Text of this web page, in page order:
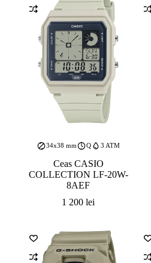
34x38 mm Q 3 ATM
Ceas CASIO
COLLECTION LF-20W-
8AEF
1 200lei